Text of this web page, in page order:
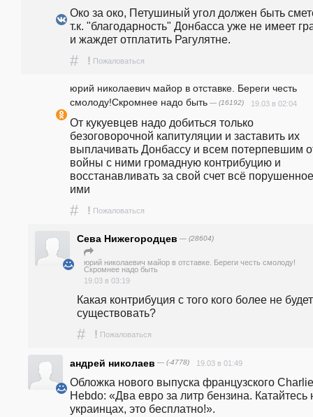
Око за око, Петушиный угол должен быть
т.к. "благодарность" Донбасса уже не имеет
и жаждет отплатить Рагулятне.
# ! Пожаловаться
юрий николаевич майор в отставке. Береги честь
смолоду!Скромнее надо быть — (16192) 19.03 в 02:04
От кукуевцев надо добиться только
безоговорочной капитуляции и заставить их
выплачивать Донбассу и всем потерпевшим
войны с ними громадную контрибуцию и
восстанавливать за свой счет всё порушенное
ими
# ! Пожаловаться
Сева Нижегородцев — (28604)
юрий николаевич майор в отставке. Береги честь смолоду!
Скромнее надо быть
19.03 в 03:19
Какая контрибуция с того кого более не будет
существовать?
# ! Пожаловаться
андрей николаев — (-4778) 19.03 в 01:49
Обложка нового выпуска французского Charlie
Hebdo: «Два евро за литр бензина. Катайтесь
украинцах, это бесплатно!».